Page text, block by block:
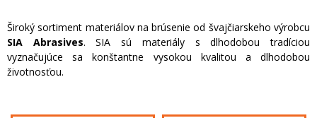
Široký sortiment materiálov na brúsenie od švajčiarskeho výrobcu
SIA Abrasives. SIA sú materiály s dlhodobou tradíciou
vyznačujúce sa konštantne vysokou kvalitou a dlhodobou
životnosťou.